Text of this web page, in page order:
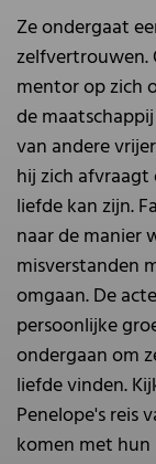
Ze ondergaat
zelfvertrouwen.
mentor op zich
de
van andere
hij zich
liefde kan zijn.
naar de manier
misverstanden
omgaan. De
persoonlijke
ondergaan om
liefde vinden.
Penelope's reis
komen met hun